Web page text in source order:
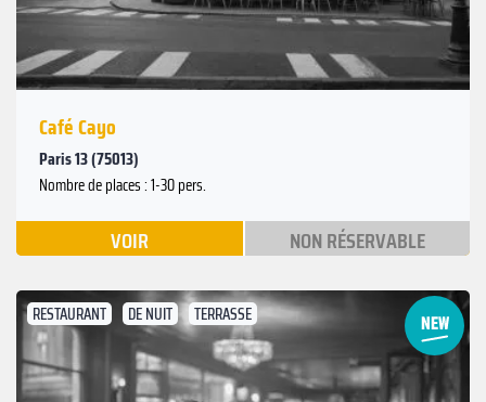
Café Cayo
Paris 13 (75013)
Nombre de places : 1-30 pers.
VOIR NON RÉSERVABLE
RESTAURANT DE NUIT TERRASSE